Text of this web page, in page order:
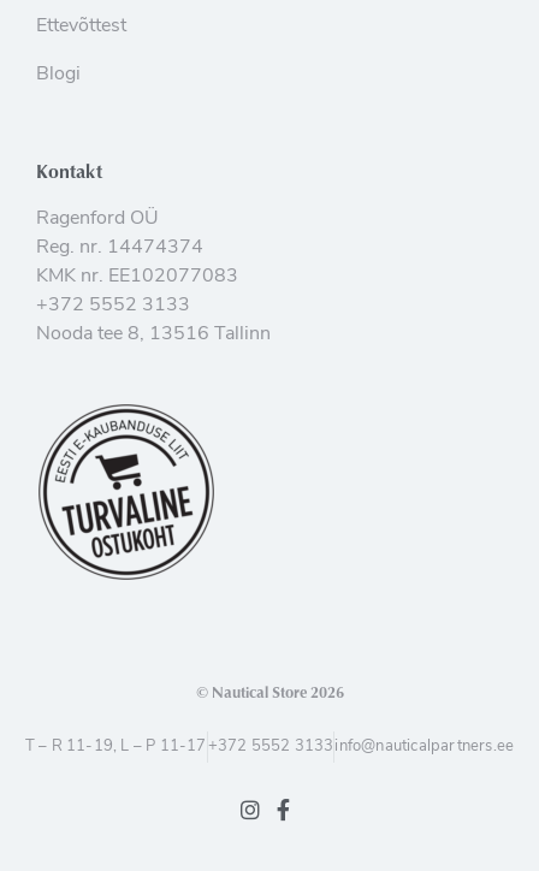
Ettevõttest
Blogi
Kontakt
Ragenford OÜ
Reg. nr. 14474374
KMK nr. EE102077083
+372 5552 3133
Nooda tee 8, 13516 Tallinn
© Nautical Store 2026
T – R 11-19, L – P 11-17 +372 5552 3133 info@nauticalpartners.ee